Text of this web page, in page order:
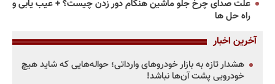
علت صدای چرخ جلو ماشین هنگام دور زدن چیست؟ + عیب یابی و
راه حل ها
آخرین اخبار
هشدار تازه به بازار خودروهای وارداتی؛ حواله‌هایی که شاید هیچ
خودرویی پشت آن‌ها نباشد!